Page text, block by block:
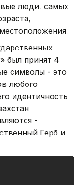
люди, самых
был принят 4
символы - это
любого
идентичность
-
Герб и